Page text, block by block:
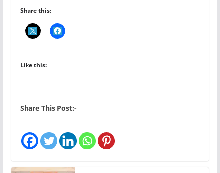
Share this:
Like this:
Share This Post:-